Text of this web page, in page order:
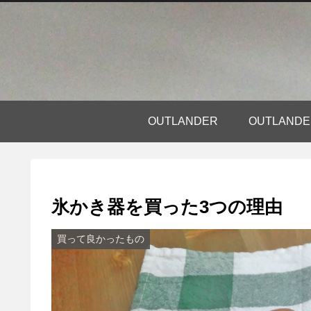
OUTLANDER
氷かき器を買った3つの理由
買って良かったもの